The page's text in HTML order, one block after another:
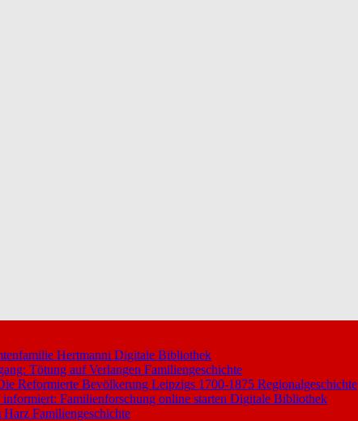
Hertmanni Digitale Bibliothek
Tötung auf Verlangen Familiengeschichte
Reformierte Bevölkerung Leipzigs 1700-1875 Regionalgeschichte
Familienforschung online starten Digitale Bibliothek
Harz Familiengeschichte